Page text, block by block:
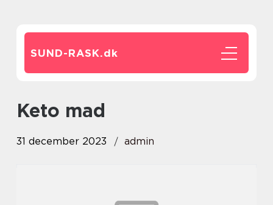
SUND-RASK.dk
keto mad
31 december 2023 admin